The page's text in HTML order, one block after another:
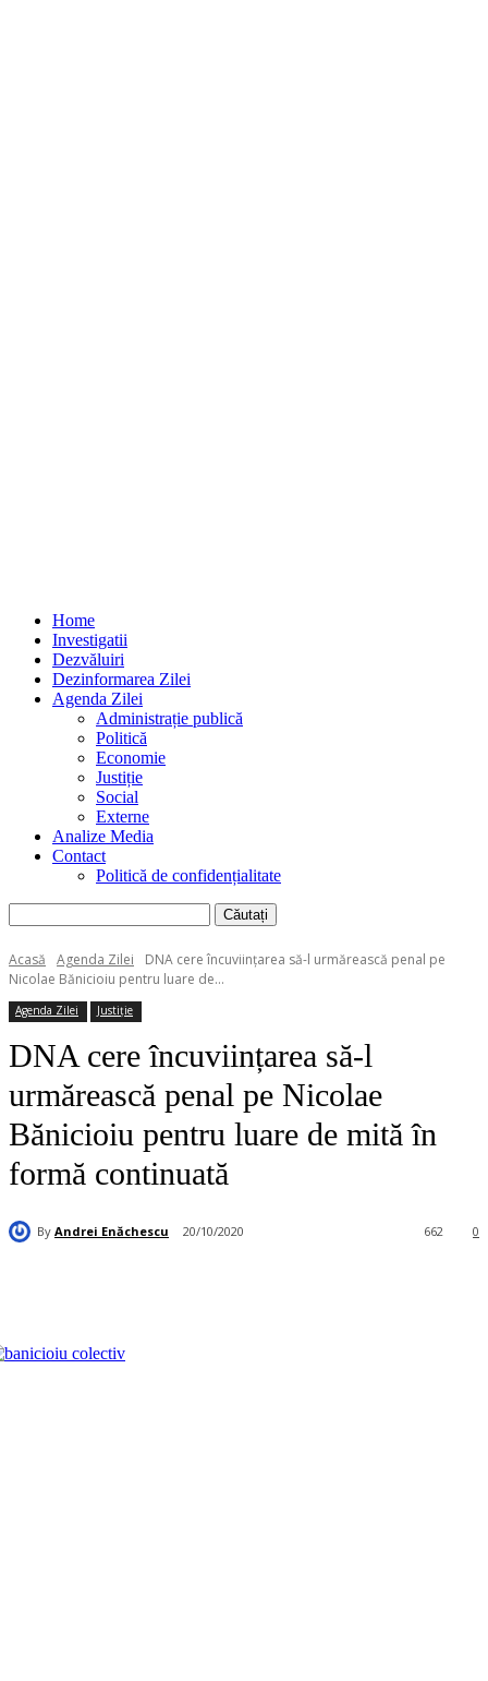
Home
Investigatii
Dezvăluiri
Dezinformarea Zilei
Agenda Zilei
Administrație publică
Politică
Economie
Justiție
Social
Externe
Analize Media
Contact
Politică de confidențialitate
Acasă Agenda Zilei
DNA cere încuviințarea să-l urmărească penal pe
Nicolae Bănicioiu pentru luare de...
Agenda Zilei Justiție
DNA cere încuviințarea să-l
urmărească penal pe Nicolae
Bănicioiu pentru luare de mită în
formă continuată
By Andrei Enăchescu 20/10/2020 0
662